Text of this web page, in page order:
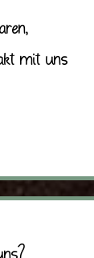
mit uns